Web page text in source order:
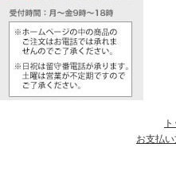
お支払